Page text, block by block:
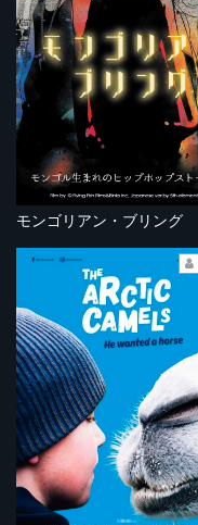
モンゴリアン・ブリング